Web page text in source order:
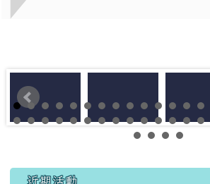
左邊區域內容
近期活動